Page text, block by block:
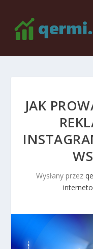
JAK
Wysłany przez